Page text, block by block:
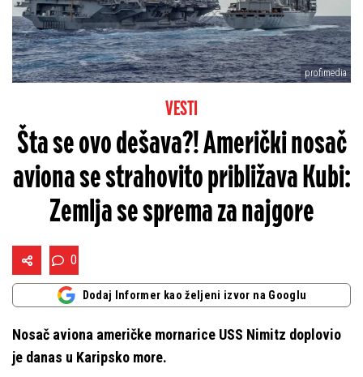
profimedia
VESTI
Šta se ovo dešava?! Američki nosač
aviona se strahovito približava Kubi:
Zemlja se sprema za najgore
0
Dodaj Informer kao željeni izvor na Googlu
Nosač aviona američke mornarice USS Nimitz doplovio
je danas u Karipsko more.